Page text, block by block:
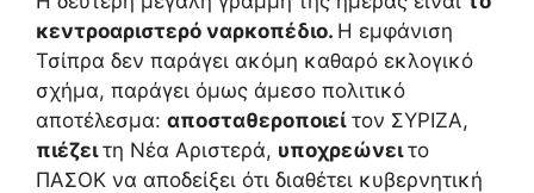
κεντροαριστερό ναρκοπέδιο. Η εμφάνιση
Τσίπρα δεν παράγει ακόμη καθαρό εκλογικό
σχήμα, παράγει όμως άμεσο πολιτικό
αποτέλεσμα: αποσταθεροποιείτον ΣΥΡΙΖΑ,
πιέζειτη Νέα Αριστερά, υποχρεώνειτο
ΠΑΣΟΚ να αποδείξει ότι διαθέτει κυβερνητική